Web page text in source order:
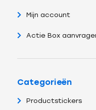
Mijn account
Actie Box
Categorieën
Productstickers